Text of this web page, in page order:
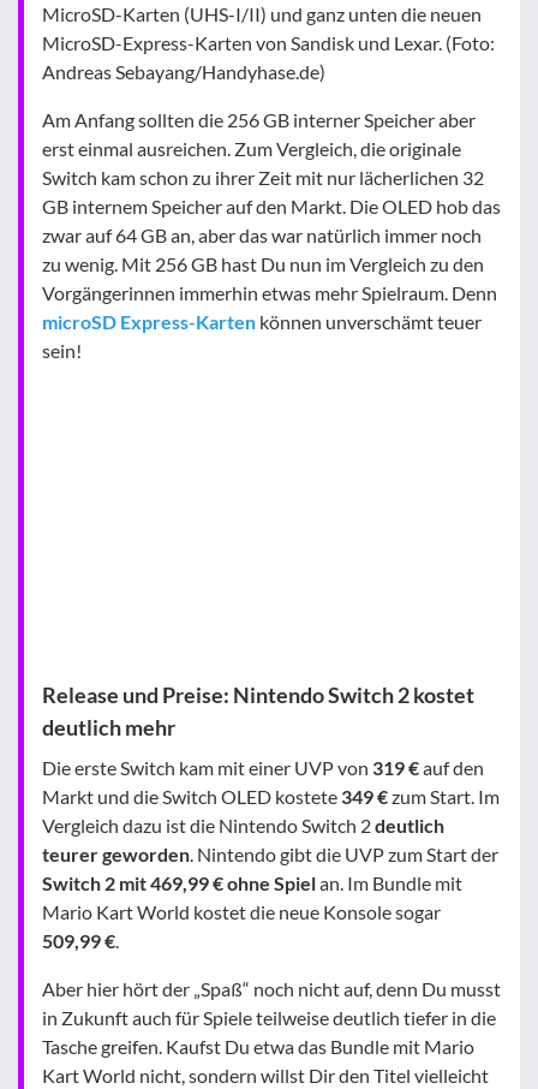
MicroSD-Karten (UHS-I/II) und ganz unten die neuen
MicroSD-Express-Karten von Sandisk und Lexar. (Foto:
Andreas Sebayang/Handyhase.de)
Am Anfang sollten die 256 GB interner Speicher aber
erst einmal ausreichen. Zum Vergleich, die originale
Switch kam schon zu ihrer Zeit mit nur lächerlichen 32
GB internem Speicher auf den Markt. Die OLED hob das
zwar auf 64 GB an, aber das war natürlich immer noch
zu wenig. Mit 256 GB hast Du nun im Vergleich zu den
Vorgängerinnen immerhin etwas mehr Spielraum. Denn
microSD Express-Karten können unverschämt teuer
sein!
Release und Preise: Nintendo Switch 2 kostet
deutlich mehr
Die erste Switch kam mit einer UVP von 319 €auf den
Markt und die Switch OLED kostete 349 €zum Start. Im
Vergleich dazu ist die Nintendo Switch 2deutlich
teurer geworden. Nintendo gibt die UVP zum Start der
Switch 2 mit 469,99 € ohne Spielan. Im Bundle mit
Mario Kart World kostet die neue Konsole sogar
509,99 €.
Aber hier hört der „Spaß“ noch nicht auf, denn Du musst
in Zukunft auch für Spiele teilweise deutlich tiefer in die
Tasche greifen. Kaufst Du etwa das Bundle mit Mario
Kart World nicht, sondern willst Dir den Titel vielleicht